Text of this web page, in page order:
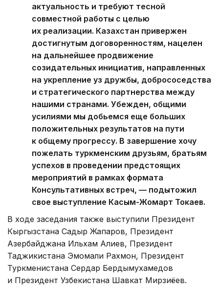
актуальность и требуют тесной
совместной работы с целью
их реализации. Казахстан привержен
достигнутым договоренностям, нацелен
на дальнейшее продвижение
созидательных инициатив, направленных
на укрепление уз дружбы, добрососедства
и стратегического партнерства между
нашими странами. Убежден, общими
усилиями мы добьемся еще больших
положительных результатов на пути
к общему прогрессу. В завершение хочу
пожелать туркменским друзьям, братьям
успехов в проведении предстоящих
мероприятий в рамках формата
Консультативных встреч, — подытожил
свое выступление Касым-Жомарт Токаев.
В ходе заседания также выступили Президент
Кыргызстана Садыр Жапаров, Президент
Азербайджана Ильхам Алиев, Президент
Таджикистана Эмомали Рахмон, Президент
Туркменистана Сердар Бердымухамедов
и Президент Узбекистана Шавкат Мирзиёев.